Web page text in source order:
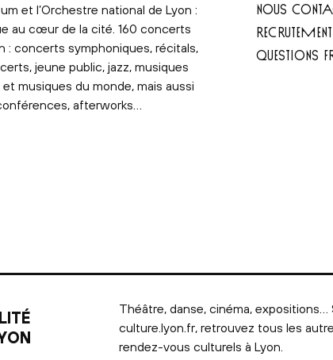
et l’Orchestre national de Lyon :
au cœur de la cité. 160 concerts
: concerts symphoniques, récitals,
jeune public, jazz, musiques
musiques du monde, mais aussi
afterworks…
NOUS
QUESTIONS
Théâtre, danse, cinéma, expositions…
culture.lyon.fr, retrouvez tous les
rendez-vous culturels à Lyon.